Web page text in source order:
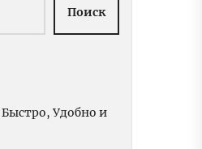
Поиск
Удобно и